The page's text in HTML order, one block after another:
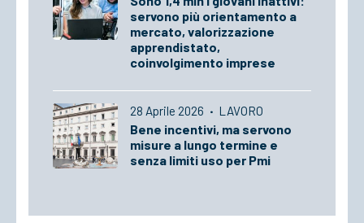
servono più orientamento a
mercato, valorizzazione
apprendistato,
coinvolgimento imprese
28 Aprile 2026 · LAVORO
Bene incentivi, ma servono
misure a lungo termine e
senza limiti uso per Pmi